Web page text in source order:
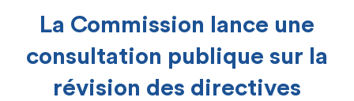
Expertise et solutions
La Commission lance une
consultation publique sur la
révision des directives